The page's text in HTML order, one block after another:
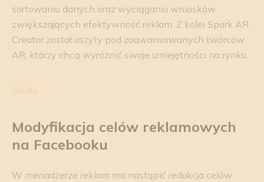
sortowaniu danych oraz wyciąganiu wniosków
zwiększających efektywność reklam. Z kolei Spark AR
Creator został uszyty pod zaawansowanych twórców
AR, którzy chcą wyróżnić swoje umiejętności na rynku.
źródło
Modyfikacja celów reklamowych
na Facebooku
W menadżerze reklam ma nastąpić redukcja celów